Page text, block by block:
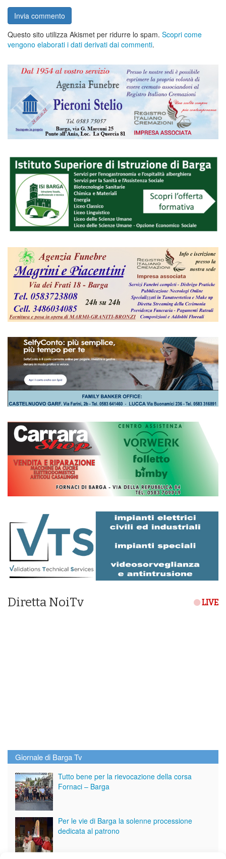
Questo sito utilizza Akismet per ridurre lo spam. Scopri come
vengono elaborati i dati derivati dai commenti.
Diretta NoiTv LIVE
Giornale di Barga Tv
Tutto bene per la rievocazione della corsa
Fornaci – Barga
Per le vie di Barga la solenne processione
dedicata al patrono